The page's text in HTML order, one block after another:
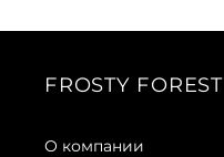
FROSTY FOREST
О компании